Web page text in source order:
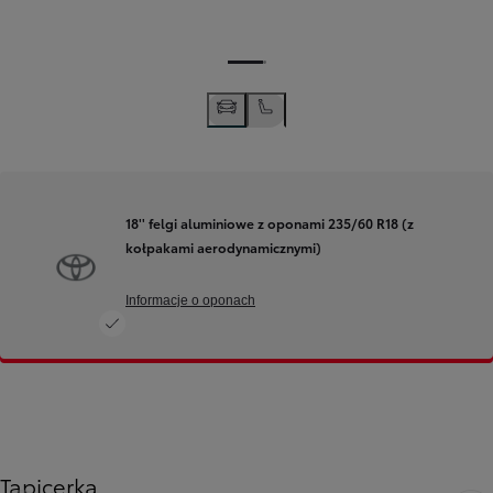
18'' felgi aluminiowe z oponami 235/60 R18 (z
kołpakami aerodynamicznymi)
Informacje o oponach
Tapicerka